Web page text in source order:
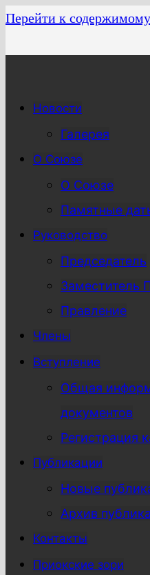
Перейти к содержимому
Новости
Галерея
О Союзе
О Союзе
Памятные
Руководство
Председатель
Заместитель
Правление
Члены
Вступление
Общая
документов
Регистрация
Публикации
Новые
Архив
Контакты
Приокские зори